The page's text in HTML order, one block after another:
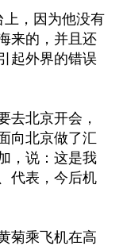
，因为他没有
来的，并且还
起外界的错误
去北京开会，
向北京做了汇
，说：这是我
代表，今后机
菊乘飞机在高